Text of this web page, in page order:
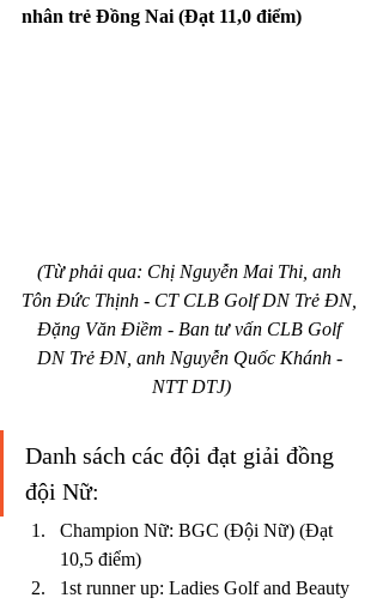
nhân trẻ Đồng Nai (Đạt 11,0 điểm)
(Từ phải qua: Chị Nguyễn Mai Thi, anh
Tôn Đức Thịnh - CT CLB Golf DN Trẻ ĐN,
Đặng Văn Điềm - Ban tư vấn CLB Golf
DN Trẻ ĐN, anh Nguyễn Quốc Khánh -
NTT DTJ)
Danh sách các đội đạt giải đồng
đội Nữ:
Champion Nữ: BGC (Đội Nữ) (Đạt
10,5 điểm)
1st runner up: Ladies Golf and Beauty